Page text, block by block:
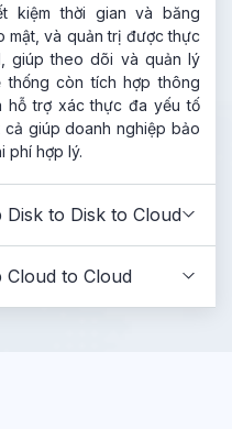
kiệm thời gian và băng
mật, và quản trị được thực
giúp theo dõi và quản lý
thống còn tích hợp thông
hỗ trợ xác thực đa yếu tố
giúp doanh nghiệp bảo
phí hợp lý.
to Disk to Cloud
to Cloud